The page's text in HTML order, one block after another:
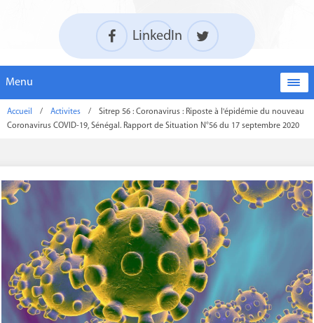
LinkedIn
Menu
Accueil / Activites /
Sitrep 56 : Coronavirus : Riposte à l'épidémie du nouveau
Coronavirus COVID-19, Sénégal. Rapport de Situation N°56 du 17 septembre 2020